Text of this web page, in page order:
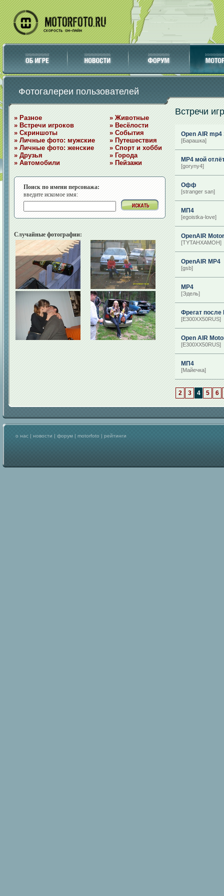
Фотогалереи пользователей
» Разное
» Встречи игроков
» Скриншоты
» Личные фото: мужские
» Личные фото: женские
» Друзья
» Автомобили
» Животные
» Весёлости
» События
» Путешествия
» Спорт и хобби
» Города
» Пейзажи
Поиск по имени персонажа:
введите искомое имя:
Случайные фотографии:
Встречи
Open AIR mp4
[Барашка]
MP4 мой
[goryny4]
Офф
[stranger san]
МП4
[egoistka-love]
OpenAIR
[TYTAHXAMOH]
OpenAIR MP4
[gsb]
МР4
[Эдель]
Фрегат после
[E300XX50RUS]
Open AIR
[E300XX50RUS]
МП4
[Майечка]
2 3 4 5 6
о нас | новости | форум | motorfoto | рейтинги